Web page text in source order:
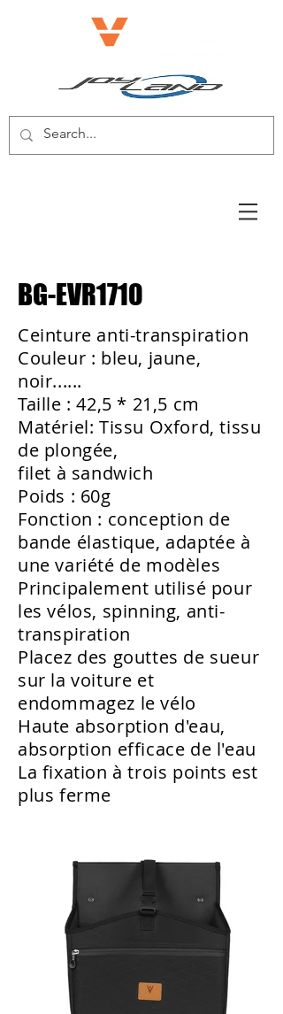
BG-EVR1710
Ceinture anti-transpiration
Couleur : bleu, jaune,
noir......
Taille : 42,5 * 21,5 cm
Matériel: Tissu Oxford, tissu
de plongée,
filet à sandwich
Poids : 60g
Fonction : conception de
bande élastique, adaptée à
une variété de modèles
Principalement utilisé pour
les vélos, spinning, anti-
transpiration
Placez des gouttes de sueur
sur la voiture et
endommagez le vélo
Haute absorption d'eau,
absorption efficace de l'eau
La fixation à trois points est
plus ferme